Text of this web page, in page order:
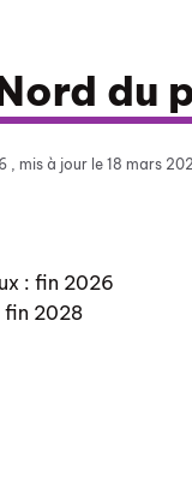
du
, mis à jour le 18 mars
: fin 2026
fin 2028